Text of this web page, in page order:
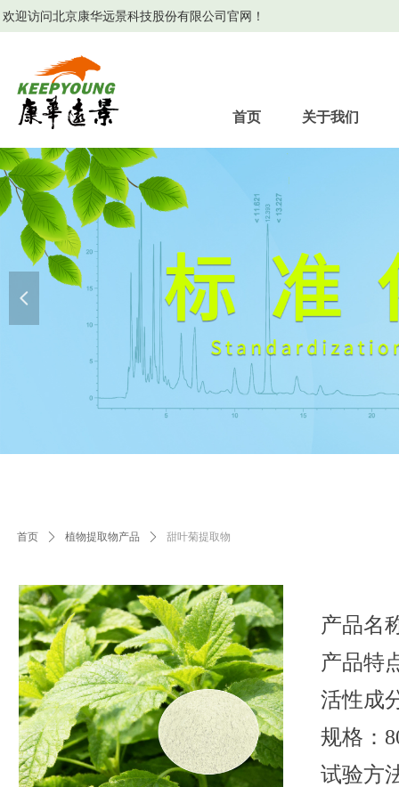
首页 关于我们
欢迎访问北京康华远景科技股份有限公司官网！
产品
产品特点
活性成
规格：
试验方
首页 ꄲ 植物提取物产品 ꄲ 甜叶菊提取物
넳